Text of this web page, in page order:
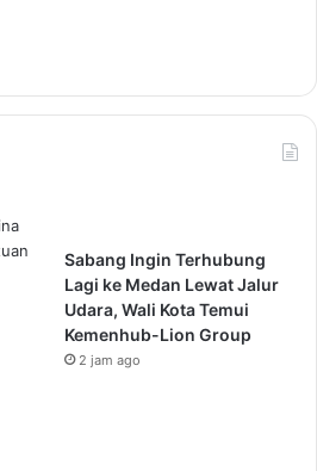
Sabang Ingin Terhubung
Lagi ke Medan Lewat Jalur
Udara, Wali Kota Temui
Kemenhub-Lion Group
2 jam ago